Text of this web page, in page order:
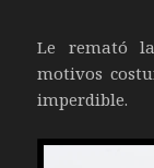
Le remató
motivos
imperdible.